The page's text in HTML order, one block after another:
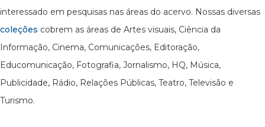
interessado em pesquisas nas áreas do acervo. Nossas diversas
coleções cobrem as áreas de Artes visuais, Ciência da
Informação, Cinema, Comunicações, Editoração,
Educomunicação, Fotografia, Jornalismo, HQ, Música,
Publicidade, Rádio, Relações Públicas, Teatro, Televisão e
Turismo.